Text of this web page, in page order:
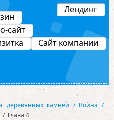
Лендинг
сайт
Сайт компании
деревянных камней / Война /
/ Глава 4